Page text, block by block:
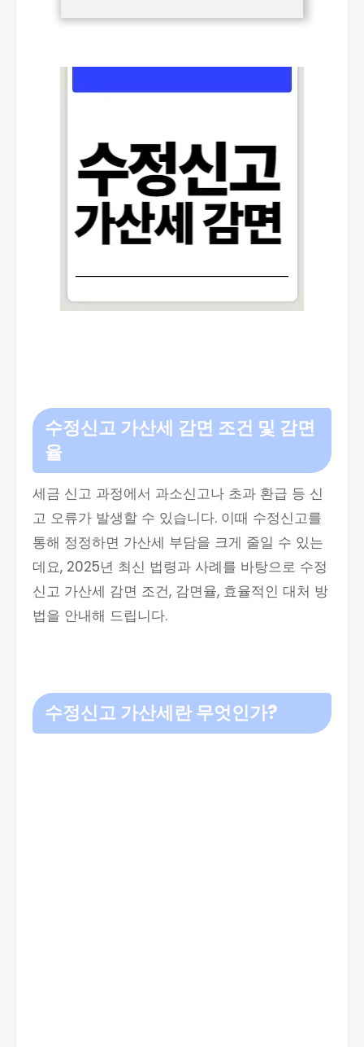
수정신고 가산세 감면 조건 및 감면
율
세금 신고 과정에서 과소신고나 초과 환급 등 신
고 오류가 발생할 수 있습니다. 이때 수정신고를
통해 정정하면 가산세 부담을 크게 줄일 수 있는
데요, 2025년 최신 법령과 사례를 바탕으로 수정
신고 가산세 감면 조건, 감면율, 효율적인 대처 방
법을 안내해 드립니다.
수정신고 가산세란 무엇인가?